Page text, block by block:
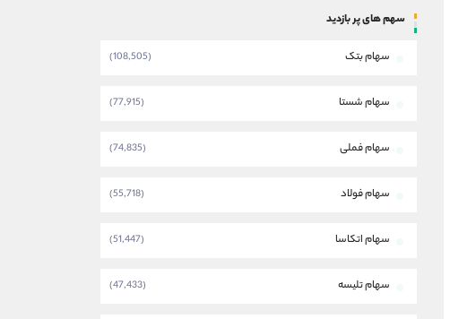
سهم های پر بازدید
سهام بتک (108,505)
سهام شستا (77,915)
سهام فملی (74,835)
سهام فولاد (55,718)
سهام اتکاسا (51,447)
سهام تلیسه (47,433)